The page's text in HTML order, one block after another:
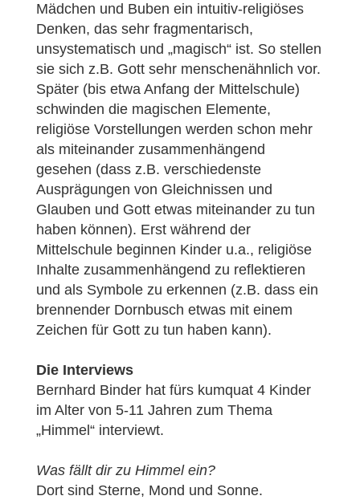
Mädchen und Buben ein intuitiv-religiöses
Denken, das sehr fragmentarisch,
unsystematisch und „magisch“ ist. So stellen
sie sich z.B. Gott sehr menschenähnlich vor.
Später (bis etwa Anfang der Mittelschule)
schwinden die magischen Elemente,
religiöse Vorstellungen werden schon mehr
als miteinander zusammenhängend
gesehen (dass z.B. verschiedenste
Ausprägungen von Gleichnissen und
Glauben und Gott etwas miteinander zu tun
haben können). Erst während der
Mittelschule beginnen Kinder u.a., religiöse
Inhalte zusammenhängend zu reflektieren
und als Symbole zu erkennen (z.B. dass ein
brennender Dornbusch etwas mit einem
Zeichen für Gott zu tun haben kann).
Die Interviews
Bernhard Binder hat fürs kumquat 4 Kinder
im Alter von 5-11 Jahren zum Thema
„Himmel“ interviewt.
Was fällt dir zu Himmel ein?
Dort sind Sterne, Mond und Sonne.